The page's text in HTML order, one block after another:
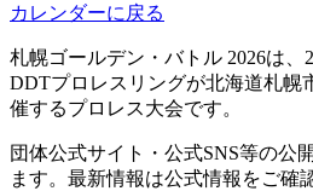
カレンダーに戻る
札幌ゴールデン・バトル 2026は、
DDTプロレスリングが北海道札幌
催するプロレス大会です。
団体公式サイト・公式SNS等の公
ます。最新情報は公式情報をご確